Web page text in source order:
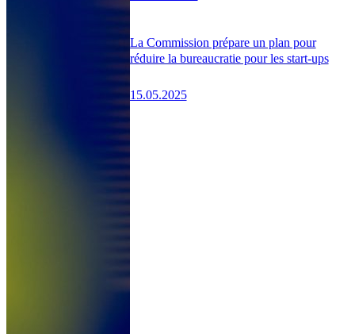
La Commission prépare un plan pour
réduire la bureaucratie pour les start-ups
15.05.2025